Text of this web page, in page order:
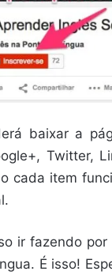
baixar a
Twitter,
cada item
ir fazendo
É isso!